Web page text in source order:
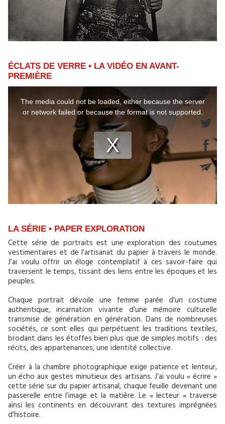
ÉCLATS DE VERRE • LA VIDÉO EN AVANT-
PREMIÈRE
LA SÉRIE • PAPER EXPLORATION
Cette série de portraits est une exploration des coutumes
vestimentaires et de l’artisanat du papier à travers le monde.
J’ai voulu offrir un éloge contemplatif à ces savoir-faire qui
traversent le temps, tissant des liens entre les époques et les
peuples.
Chaque portrait dévoile une femme parée d’un costume
authentique, incarnation vivante d’une mémoire culturelle
transmise de génération en génération. Dans de nombreuses
sociétés, ce sont elles qui perpétuent les traditions textiles,
brodant dans les étoffes bien plus que de simples motifs : des
récits, des appartenances, une identité collective.
Créer à la chambre photographique exige patience et lenteur,
un écho aux gestes minutieux des artisans. J’ai voulu « écrire »
cette série sur du papier artisanal, chaque feuille devenant une
passerelle entre l’image et la matière. Le « lecteur » traverse
ainsi les continents en découvrant des textures imprégnées
d’histoire.